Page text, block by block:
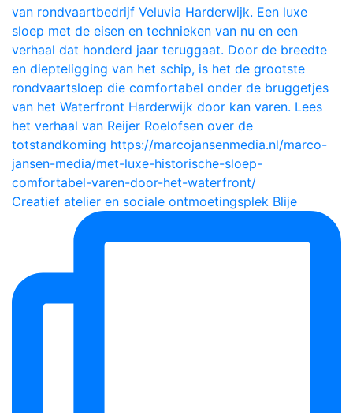
Creatief atelier en sociale ontmoetingsplek Blije